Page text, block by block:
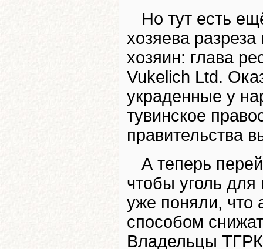
Но тут есть
хозяева
хозяин: глава
Vukelich Ltd.
украденные у
тувинское
правительства
А теперь
чтобы уголь
уже поняли, что
способом
Владельцы